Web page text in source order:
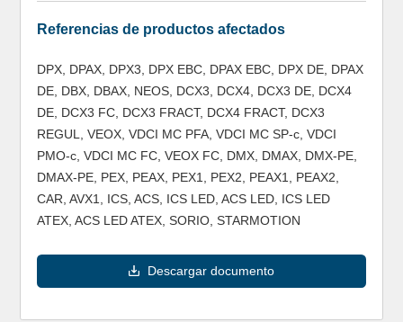
Referencias de productos afectados
DPX, DPAX, DPX3, DPX EBC, DPAX EBC, DPX DE, DPAX
DE, DBX, DBAX, NEOS, DCX3, DCX4, DCX3 DE, DCX4
DE, DCX3 FC, DCX3 FRACT, DCX4 FRACT, DCX3
REGUL, VEOX, VDCI MC PFA, VDCI MC SP-c, VDCI
PMO-c, VDCI MC FC, VEOX FC, DMX, DMAX, DMX-PE,
DMAX-PE, PEX, PEAX, PEX1, PEX2, PEAX1, PEAX2,
CAR, AVX1, ICS, ACS, ICS LED, ACS LED, ICS LED
ATEX, ACS LED ATEX, SORIO, STARMOTION
Descargar documento